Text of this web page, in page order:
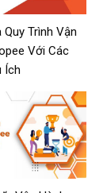
Trình Vận
Với Các
Ích